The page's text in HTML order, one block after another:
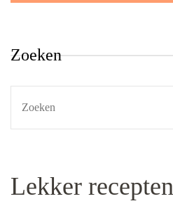
Zoeken
Lekker recepten